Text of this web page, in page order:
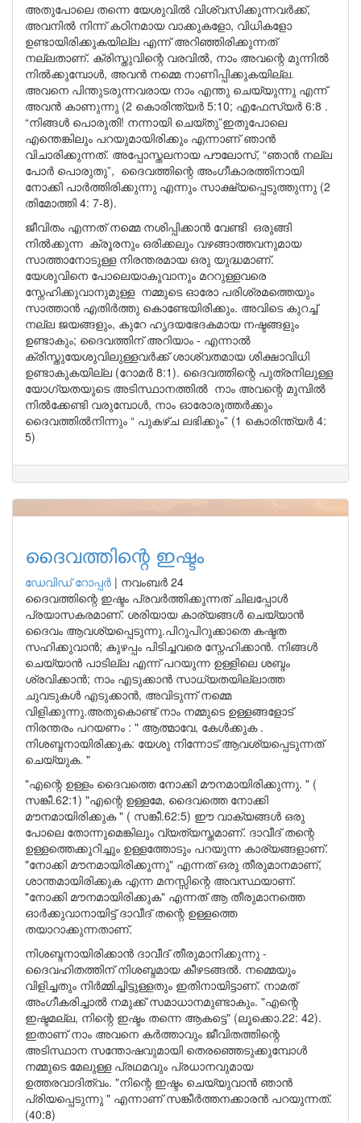
അതുപോലെ തന്നെ യേശുവിൽ വിശ്വസിക്കുന്നവർക്ക്,
അവനിൽ നിന്ന് കഠിനമായ വാക്കുകളോ, വിധികളോ
ഉണ്ടായിരിക്കുകയില്ല എന്ന് അറിഞ്ഞിരിക്കുന്നത്
നല്ലതാണ്. ക്രിസ്തുവിന്റെ വരവിൽ, നാം അവന്റെ മുന്നിൽ
നിൽക്കുമ്പോൾ, അവൻ നമ്മെ നാണിപ്പിക്കുകയില്ല.
അവനെ പിന്തുടരുന്നവരായ നാം എന്തു ചെയ്യുന്നു എന്ന്
അവൻ കാണുന്നു (2 കൊരിന്ത്യർ 5:10; എഫേസ്യർ 6:8 .
“നിങ്ങൾ പൊരുതി! നന്നായി ചെയ്തു”ഇതുപോലെ
എന്തെങ്കിലും പറയുമായിരിക്കും എന്നാണ് ഞാൻ
വിചാരിക്കുന്നത്. അപ്പോസ്തലനായ പൗലോസ്, “ഞാൻ നല്ല
പോർ പൊരുതു”, ദൈവത്തിന്റെ അംഗീകാരത്തിനായി
നോക്കി പാർത്തിരിക്കുന്നു എന്നും സാക്ഷ്യപ്പെടുത്തുന്നു (2
തിമോത്തി 4: 7-8).
ജീവിതം എന്നത് നമ്മെ നശിപ്പിക്കാൻ വേണ്ടി ഒരുങ്ങി
നിൽക്കുന്ന ക്രൂരനും ഒരിക്കലും വഴങ്ങാത്തവനുമായ
സാത്താനോടുള്ള നിരന്തരമായ ഒരു യുദ്ധമാണ്.
യേശുവിനെ പോലെയാകുവാനും മററുള്ളവരെ
സ്നേഹിക്കുവാനുമുള്ള നമ്മുടെ ഓരോ പരിശ്രമത്തെയും
സാത്താൻ എതിർത്തു കൊണ്ടേയിരിക്കും. അവിടെ കുറച്ച്
നല്ല ജയങ്ങളും, കുറേ ഹൃദയഭേദകമായ നഷ്ടങ്ങളും
ഉണ്ടാകും; ദൈവത്തിന് അറിയാം - എന്നാൽ
ക്രിസ്തുയേശുവിലുള്ളവർക്ക് ശാശ്വതമായ ശിക്ഷാവിധി
ഉണ്ടാകുകയില്ല (റോമർ 8:1). ദൈവത്തിന്റെ പുത്രനിലുള്ള
യോഗ്യതയുടെ അടിസ്ഥാനത്തിൽ നാം അവന്റെ മുമ്പിൽ
നിൽക്കേണ്ടി വരുമ്പോൾ, നാം ഓരോരുത്തർക്കും
ദൈവത്തിൽനിന്നും “ പുകഴ്ച ലഭിക്കും” (1 കൊരിന്ത്യർ 4:
5)
ദൈവത്തിന്റെ ഇഷ്ടം
ഡേവിഡ് റോപ്പര്‍ | നവംബർ 24
ദൈവത്തിന്റെ ഇഷ്ടം പ്രവർത്തിക്കുന്നത് ചിലപ്പോൾ
പ്രയാസകരമാണ്. ശരിയായ കാര്യങ്ങൾ ചെയ്യാൻ
ദൈവം ആവശ്യപ്പെടുന്നു.പിറുപിറുക്കാതെ കഷ്ടത
സഹിക്കുവാൻ; കുഴപ്പം പിടിച്ചവരെ സ്നേഹിക്കാൻ. നിങ്ങൾ
ചെയ്യാൻ പാടില്ല എന്ന് പറയുന്ന ഉള്ളിലെ ശബ്ദം
ശ്രവിക്കാൻ; നാം എടുക്കാൻ സാധ്യതയില്ലാത്ത
ചുവടുകൾ എടുക്കാൻ, അവിടുന്ന് നമ്മെ
വിളിക്കുന്നു.അതുകൊണ്ട് നാം നമ്മുടെ ഉള്ളങ്ങളോട്
നിരന്തരം പറയണം : " ആത്മാവേ, കേൾക്കുക .
നിശബ്ദനായിരിക്കുക: യേശു നിന്നോട് ആവശ്യപ്പെടുന്നത്
ചെയ്യുക. "
"എന്റെ ഉള്ളം ദൈവത്തെ നോക്കി മൗനമായിരിക്കുന്നു. " (
സങ്കീ.62:1) "എന്റെ ഉള്ളമേ, ദൈവത്തെ നോക്കി
മൗനമായിരിക്കുക " ( സങ്കീ.62:5) ഈ വാക്യങ്ങൾ ഒരു
പോലെ തോന്നുമെങ്കിലും വ്യത്യസ്തമാണ്. ദാവീദ് തന്റെ
ഉള്ളത്തെക്കുറിച്ചും ഉള്ളത്തോടും പറയുന്ന കാര്യങ്ങളാണ്.
"നോക്കി മൗനമായിരിക്കുന്നു" എന്നത് ഒരു തീരുമാനമാണ്,
ശാന്തമായിരിക്കുക എന്ന മനസ്സിന്റെ അവസ്ഥയാണ്.
"നോക്കി മൗനമായിരിക്കുക" എന്നത് ആ തീരുമാനത്തെ
ഓർക്കുവാനായിട്ട് ദാവീദ് തന്റെ ഉള്ളത്തെ
തയാറാക്കുന്നതാണ്.
നിശബ്ദനായിരിക്കാൻ ദാവീദ് തീരുമാനിക്കുന്നു -
ദൈവഹിതത്തിന് നിശബ്ദമായ കീഴടങ്ങൽ. നമ്മെയും
വിളിച്ചതും നിർമ്മിച്ചിട്ടുള്ളതും ഇതിനായിട്ടാണ്. നാമത്
അംഗീകരിച്ചാൽ നമുക്ക് സമാധാനമുണ്ടാകും. "എന്റെ
ഇഷ്ടമല്ല, നിന്റെ ഇഷ്ടം തന്നെ ആകട്ടെ" (ലൂക്കൊ.22: 42).
ഇതാണ് നാം അവനെ കർത്താവും ജീവിതത്തിന്റെ
അടിസ്ഥാന സന്തോഷവുമായി തെരഞ്ഞെടുക്കുമ്പോൾ
നമ്മുടെ മേലുള്ള പ്രഥമവും പ്രധാനവുമായ
ഉത്തരവാദിത്വം. "നിന്റെ ഇഷ്ടം ചെയ്യുവാൻ ഞാൻ
പ്രിയപ്പെടുന്നു " എന്നാണ് സങ്കീർത്തനക്കാരൻ പറയുന്നത്.
(40:8)